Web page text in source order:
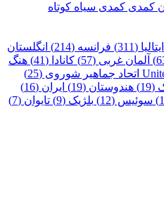
کمدی کمدی سیاه کوتاه
ایتالیا (311) فرانسه (214)
انگلستان
آلمان غربی (57) کانادا (41)
هنگ
اتحاد جماهیر شوروی (25)
هندوستان (19)
ایران (16)
سوئیس (12) بلژیک (9)
تایوان (7)